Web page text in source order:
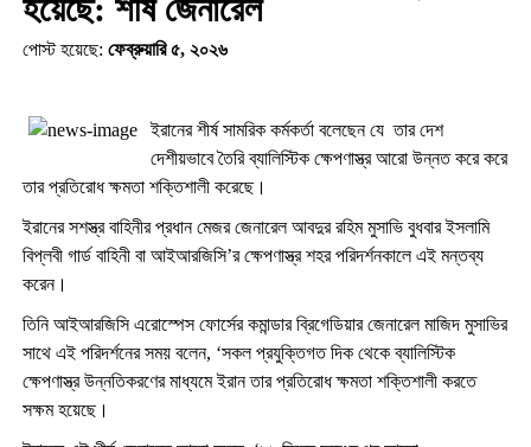
হয়েছে: শীর্ষ জেনারেল
পোস্ট হয়েছে: ফেব্রুয়ারি ৫, ২০২৬
ইরানের শীর্ষ সামরিক কর্মকর্তা বলেছেন যে তার দেশ
দেশীয়ভাবে তৈরি ব্যালিস্টিক ক্ষেপণাস্ত্র আরো উন্নত করে করে
তার প্রতিরোধ ক্ষমতা শক্তিশালী করেছে।
ইরানের সশস্ত্র বাহিনীর প্রধান মেজর জেনারেল আবদুর রহিম মুসাভি বুধবার ইসলামি
বিপ্লবী গার্ড বাহিনী বা আইআরজিসি’র ক্ষেপণাস্ত্র শহর পরিদর্শনকালে এই মন্তব্য
করেন।
তিনি আইআরজিসি এরোস্পেস ফোর্সের কমান্ডার ব্রিগেডিয়ার জেনারেল মাজিদ মুসাভির
সাথে এই পরিদর্শনের সময় বলেন, ‘সকল প্রযুক্তিগত দিক থেকে ব্যালিস্টিক
ক্ষেপণাস্ত্র উন্নতিকরণের মাধ্যমে ইরান তার প্রতিরোধ ক্ষমতা শক্তিশালী করতে
সক্ষম হয়েছে।